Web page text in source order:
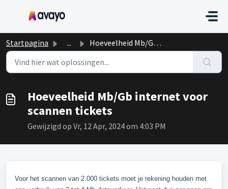
Startpagina ... Hoeveelheid Mb/Gb internet voor scannen tickets
Hoeveelheid Mb/Gb internet voor
scannen tickets
Gewijzigd op Vr, 12 Apr, 2024 om 4:03 PM
Voor het scannen van 2.000 tickets moet je rekening houden met